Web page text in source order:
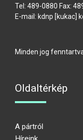
Tel: 489-0880 Fax:
E-mail: kdnp [kukac]
Minden jog
Oldaltérkép
A pártról